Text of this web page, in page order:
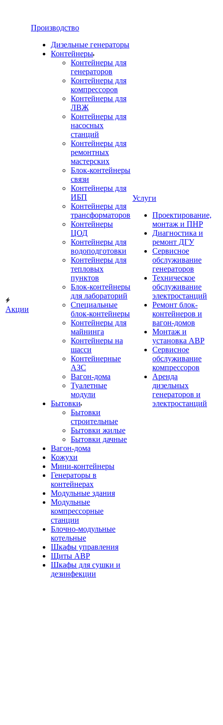
Акции
Производство
Дизельные генераторы
Контейнеры
Контейнеры для
генераторов
Контейнеры для
компрессоров
Контейнеры для
ЛВЖ
Контейнеры для
насосных
станций
Контейнеры для
ремонтных
мастерских
Блок-контейнеры
связи
Контейнеры для
ИБП
Контейнеры для
трансформаторов
Контейнеры
ЦОД
Контейнеры для
водоподготовки
Контейнеры для
тепловых
пунктов
Блок-контейнеры
для лабораторий
Специальные
блок-контейнеры
Контейнеры для
майнинга
Контейнеры на
шасси
Контейнерные
АЗС
Вагон-дома
Туалетные
модули
Бытовки
Бытовки
строительные
Бытовки жилые
Бытовки дачные
Вагон-дома
Кожухи
Мини-контейнеры
Генераторы в
контейнерах
Модульные здания
Модульные
компрессорные
станции
Блочно-модульные
котельные
Шкафы управления
Щиты АВР
Шкафы для сушки и
дезинфекции
Услуги
Проектирование,
монтаж и ПНР
Диагностика и
ремонт ДГУ
Сервисное
обслуживание
генераторов
Техническое
обслуживание
электростанций
Ремонт блок-
контейнеров и
вагон-домов
Монтаж и
установка АВР
Сервисное
обслуживание
компрессоров
Аренда
дизельных
генераторов и
электростанций